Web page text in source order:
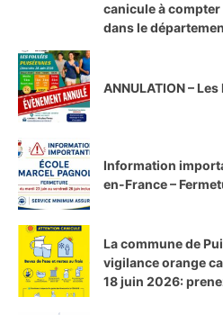
canicule à
dans le
ANNULATION –
Information
en-France –
La commune de
vigilance orange
18 juin 2026: